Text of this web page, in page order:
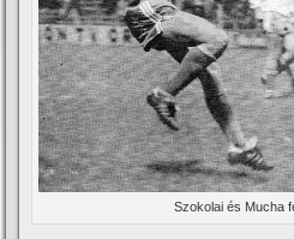
Szokolai és Mucha